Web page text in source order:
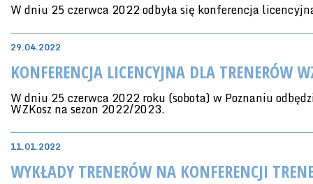
W dniu 25 czerwca 2022 odbyła się konferencja
29.04.2022
KONFERENCJA LICENCYJNA DLA TRENERÓW
W dniu 25 czerwca 2022 roku (sobota) w Poznaniu
WZKosz na sezon 2022/2023.
11.01.2022
WYKŁADY TRENERÓW NA KONFERENCJI